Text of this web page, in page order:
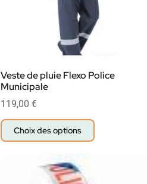
Veste de pluie Flexo Police
Municipale
119,00 €
Choix des options